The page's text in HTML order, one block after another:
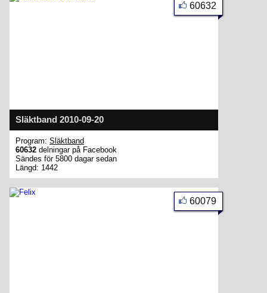
Släktband 2010-09-20
60632
Program: Släktband
60632 delningar på Facebook
Sändes för 5800 dagar sedan
Längd: 1442
60079